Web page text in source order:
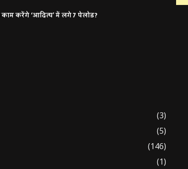
काम करेंगे ‘आदित्य’ में लगे 7 पेलोड?
(3)
(5)
(146)
(1)